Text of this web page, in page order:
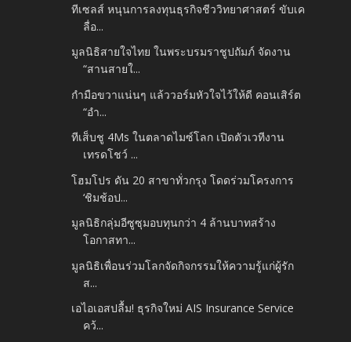
ทีเซลส์ หนุนการลงทุนธุรกิจชีววิทยาศาสตร์ ขับเค
ลื่อ...
มูลนิธิสายใจไทย ในพระบรมราชูปถัมภ์ จัดงาน
“สานสายใ...
กำมือขวาแน่นๆ แล้ววอร์มหัวใจไว้ให้ดี คอนเสิร์ต
“อำ...
ทีเส็บชู 4Ms ในตลาดไมซ์โลก เปิดตัวเวทีงาน
เทรดโชว์ ...
โฮมโปร ดัน 20 สาขาทั่วกรุง โดดร่วมโครงการ
‘ชิมช้อป...
มูลนิธิกลุ่มอีซูซุมอบทุนกว่า 4 ล้านบาทสร้าง
โอกาสทา...
มูลนิธิเพื่อนร่วมโลกจัดกิจกรรมให้ความรู้แก่ผู้รัก
ส...
เอไอเอสปลื้ม! ธุรกิจใหม่ AIS Insurance Service
คว้...